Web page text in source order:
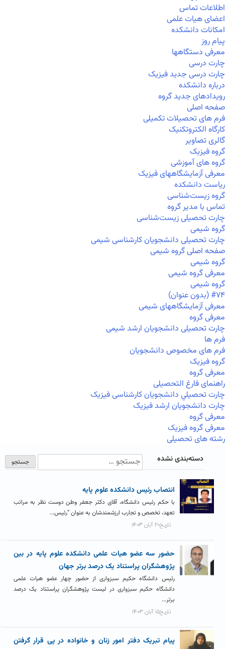
اطلاعات تماس
اعضای هیات علمی
امکانات دانشکده
پیام روز
معرفی دستگاهها
چارت درسی
چارت درسی جدید فیزیک
درباره دانشکده
رویدادهای جدید گروه
صفحه اصلی
فرم های تحصیلات تکمیلی
کارگاه الکتروتکنیک
گالری تصاویر
گروه فیزیک
گروه های آموزشی
معرفی آزمایشگاههای فیزیک
ریاست دانشکده
گروه زیست‌شناسی
تماس با مدیر گروه
چارت تحصیلی زیست‌شناسی
گروه شیمی
چارت تحصیلی دانشجویان کارشناسی شیمی
صفحه اصلی گروه شیمی
گروه شیمی
معرفی گروه شیمی
گروه شیمی
#۷۴ (بدون عنوان)
معرفی آزمایشگاههای شیمی
معرفی گروه
چارت تحصیلی دانشجویان ارشد شیمی
فرم ها
فرم های مخصوص دانشجویان
گروه فیزیک
معرفی گروه
راهنمای فارغ التحصیلی
چارت تحصيلي دانشجویان کارشناسی فیزیک
چارت دانشجویان ارشد فیزیک
معرفی گروه
معرفی گروه فیزیک
رشته های تحصیلی
دسته‌بندی نشده
انتصاب رئيس دانشکده علوم پايه
با حکم رئیس دانشگاه، آقای دکتر جعفر وطن دوست نظر به مراتب
تعهد، تخصص و تجارب ارزشمندشان به عنوان “رئیس...
تاریخ۲۰ آبان ۱۴۰۳
حضور سه عضو هیات علمی دانشکده علوم پایه در بین
پژوهشگران پراستناد یک درصد برتر جهان
رئیس دانشگاه حکیم سبزواری از حضور چهار عضو هیات علمی
دانشگاه حکیم سبزواری در لیست پژوهشگران پراستناد یک درصد
برتر...
تاریخ۱۵ آبان ۱۴۰۳
پیام تبریک دفتر امور زنان و خانواده در پی قرار گرفتن